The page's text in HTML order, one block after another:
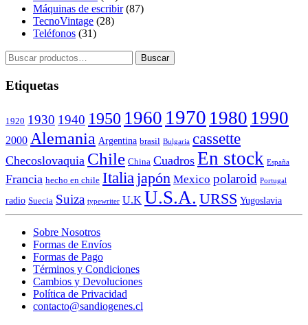
Máquinas de escribir (87)
TecnoVintage (28)
Teléfonos (31)
Buscar
por:
Buscar
Etiquetas
1920 1930 1940 1950 1960 1970 1980 1990
2000 Alemania Argentina brasil Bulgaria cassette
Checoslovaquia Chile China Cuadros En stock España
Francia hecho en chile Italia japón Mexico polaroid Portugal
radio Suecia Suiza typewriter U.K U.S.A. URSS Yugoslavia
Sobre Nosotros
Formas de Envíos
Formas de Pago
Términos y Condiciones
Cambios y Devoluciones
Política de Privacidad
contacto@sandiogenes.cl